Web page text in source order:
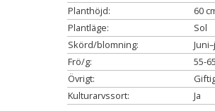
Planthöjd:
60
Plantläge:
Sol
Skörd/blomning:
Frö/g:
55-
Övrigt:
Kulturarvssort:
Ja